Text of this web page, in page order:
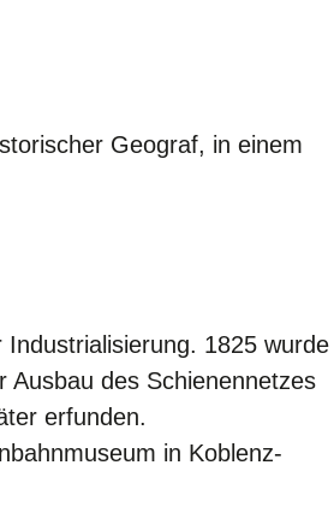
Geograf, in einem
1825 wurde
des Schienennetzes
erfunden.
in Koblenz-